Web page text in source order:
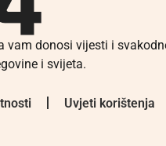
vam donosi vijesti i
i svijeta.
Uvjeti korištenja